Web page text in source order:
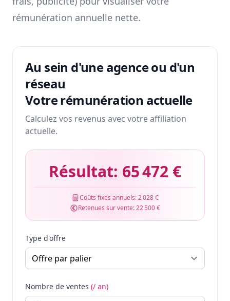
rémunération annuelle nette.
Au sein d'une agence ou d'un
réseau
Votre rémunération actuelle
Calculez vos revenus avec votre affiliation
actuelle.
Résultat: 65 472 €
Coûts fixes annuels:2 028 €
Retenues sur vente:22 500 €
Type d'offre
Nombre de ventes (/ an)